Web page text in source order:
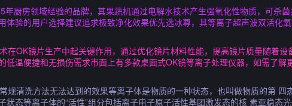
年厨房领域经验的品牌，其果蔬机通过电解水技术产生强氧化性物质，可杀
体验的用户选择建议追求极致净化效果优先选冰尊，其等离子超声波双活化
在OK镜片生产中起关键作用，通过优化镜片材料性能，提高镜片质量随着
低温便捷和无损伤需求市面上有多款桌面式OK镜等离子处理仪器，如需了
规清洗方法无法达到的效果等离子体是物质的一种状态，也叫做物质的第
态等离子体的“活性”组分包括离子电子原子活性基团激发态的核 素亚稳态光